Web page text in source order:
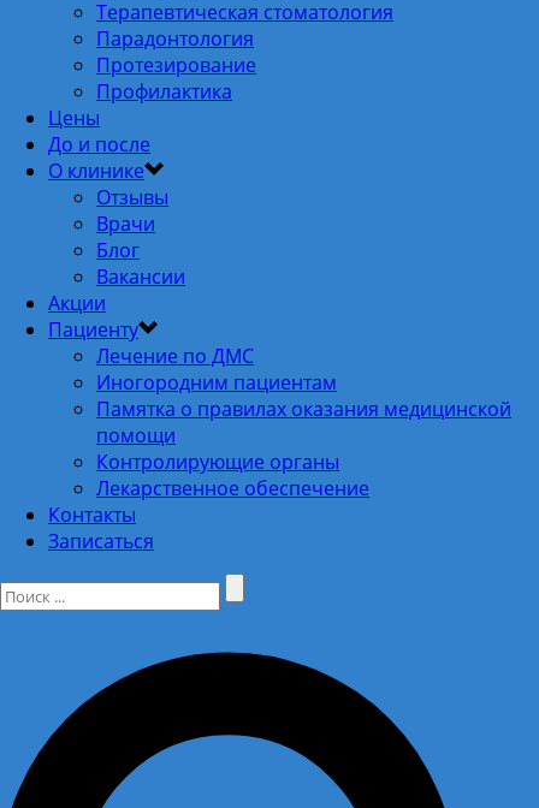
Терапевтическая стоматология
Парадонтология
Протезирование
Профилактика
Цены
До и после
О клинике
Отзывы
Врачи
Блог
Вакансии
Акции
Пациенту
Лечение по ДМС
Иногородним пациентам
Памятка о правилах оказания медицинской
помощи
Контролирующие органы
Лекарственное обеспечение
Контакты
Записаться